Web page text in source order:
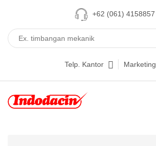
+62 (061) 4158857
Telp. Kantor Marketing